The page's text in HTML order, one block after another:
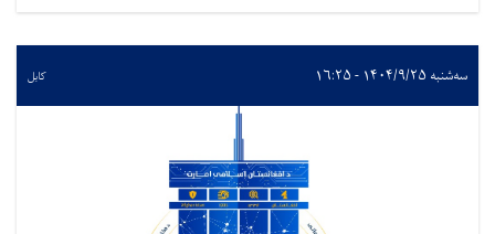
سه‌شنبه ۱۴۰۴/۹/۲۵ - ۱۶:۲۵ کابل